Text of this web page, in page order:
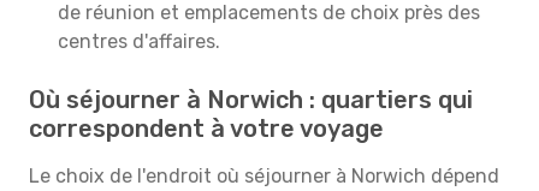
de réunion et emplacements de choix près des
centres d'affaires.
Où séjourner à Norwich : quartiers qui
correspondent à votre voyage
Le choix de l'endroit où séjourner à Norwich dépend